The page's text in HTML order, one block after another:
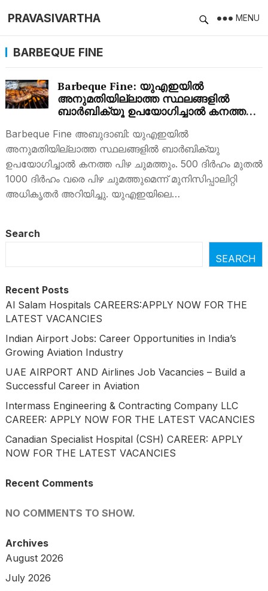
PRAVASIVARTHA MENU
BARBEQUE FINE
Barbeque Fine: യുഎഇയിൽ
അനുമതിയില്ലാത്ത സ്ഥലങ്ങളിൽ
ബാർബിക്യൂ ഉപയോഗിച്ചാല്‍ കനത്ത
Barbeque Fine അബുദാബി: യുഎഇയില്‍
അനുമതിയില്ലാത്ത സ്ഥലങ്ങളില്‍ ബാര്‍ബിക്യു
ഉപയോഗിച്ചാല്‍ കനത്ത പിഴ ചുമത്തും. 500 ദിര്‍ഹം മുതല്‍
1000 ദിര്‍ഹം വരെ പിഴ ചുമത്തുമെന്ന് മുനിസിപ്പാലിറ്റി
അധികൃതര്‍ അറിയിച്ചു. യുഎഇയിലെ…
Search
SEARCH
Recent Posts
Al Salam Hospitals CAREERS:APPLY NOW FOR THE
LATEST VACANCIES
Indian Airport Jobs: Career Opportunities in India’s
Growing Aviation Industry
UAE AIRPORT AND Airlines Job Vacancies – Build a
Successful Career in Aviation
Intermass Engineering & Contracting Company LLC
CAREER: APPLY NOW FOR THE LATEST VACANCIES
Canadian Specialist Hospital (CSH) CAREER: APPLY
NOW FOR THE LATEST VACANCIES
Recent Comments
NO COMMENTS TO SHOW.
Archives
August 2026
July 2026